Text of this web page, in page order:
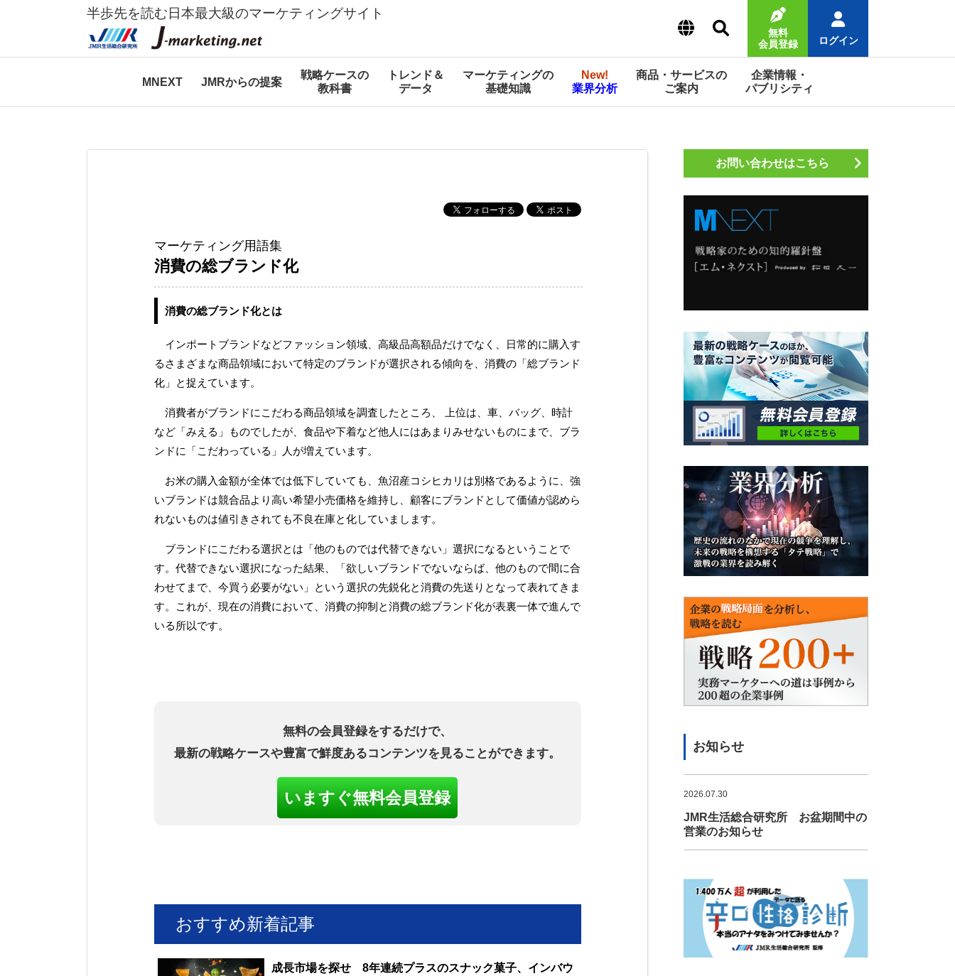
半歩先を読む日本最大級のマーケティングサイト
無料
会員登録
ログイン
MNEXT JMRからの提案
戦略ケースの
教科書
トレンド＆
データ
マーケティングの
基礎知識
New!
業界分析
商品・サービスの
ご案内
企業情報・
パブリシティ
マーケティング用語集
消費の総ブランド化
消費の総ブランド化とは
インポートブランドなどファッション領域、高級品高額品だけでなく、日常的に購入す
るさまざまな商品領域において特定のブランドが選択される傾向を、消費の「総ブランド
化」と捉えています。
消費者がブランドにこだわる商品領域を調査したところ、 上位は、車、バッグ、時計
など「みえる」ものでしたが、食品や下着など他人にはあまりみせないものにまで、ブラ
ンドに「こだわっている」人が増えています。
お米の購入金額が全体では低下していても、魚沼産コシヒカリは別格であるように、強
いブランドは競合品より高い希望小売価格を維持し、顧客にブランドとして価値が認めら
れないものは値引きされても不良在庫と化していまします。
ブランドにこだわる選択とは「他のものでは代替できない」選択になるということで
す。代替できない選択になった結果、「欲しいブランドでないならば、他のもので間に合
わせてまで、今買う必要がない」という選択の先鋭化と消費の先送りとなって表れてきま
す。これが、現在の消費において、消費の抑制と消費の総ブランド化が表裏一体で進んで
いる所以です。
無料の会員登録をするだけで、
最新の戦略ケースや豊富で鮮度あるコンテンツを見ることができます。
いますぐ無料会員登録
おすすめ新着記事
成長市場を探せ 8年連続プラスのスナック菓子、インバウ
お問い合わせはこちら
お知らせ
2026.07.30
JMR生活総合研究所 お盆期間中の
営業のお知らせ